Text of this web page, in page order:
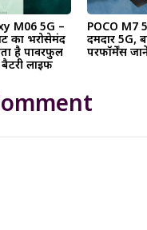
M06 5G –
का भरोसेमंद
है पावरफुल
लाइफ
POCO M7
दमदार 5G,
परफॉर्मेंस